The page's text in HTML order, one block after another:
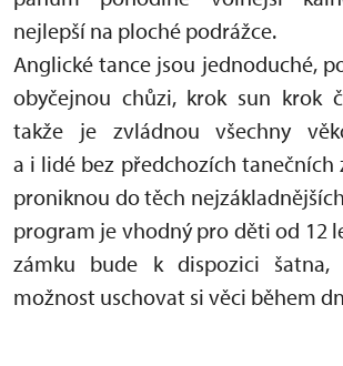
nejlepší na ploché podrážce.
Anglické tance jsou jednoduché,
obyčejnou chůzi, krok sun krok
takže je zvládnou všechny
a i lidé bez předchozích tanečních
proniknou do těch
program je vhodný pro děti od 12
zámku bude k dispozici
možnost uschovat si věci během